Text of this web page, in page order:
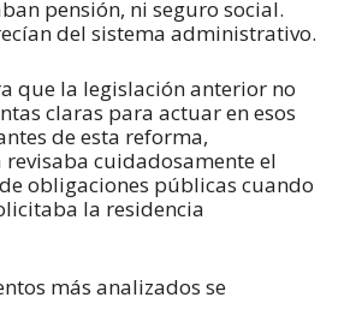
pensión, ni seguro social.
del sistema administrativo.
que la legislación anterior no
claras para actuar en esos
de esta reforma,
cuidadosamente el
obligaciones públicas cuando
la residencia
más analizados se